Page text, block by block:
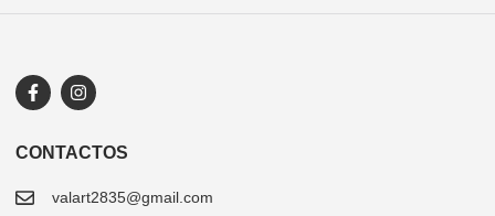
CONTACTOS
valart2835@gmail.com